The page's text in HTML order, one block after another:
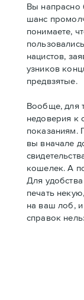
Вы напрасно
шанс
понимаете,
нацистов,
узников
предвзятые.
Вообще, для
недоверия к
показаниям.
вы вначале
кошелек. А
Для
печать
на ваш лоб,
справок